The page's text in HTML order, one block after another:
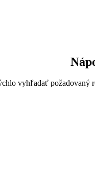
vyhľadať požadovaný